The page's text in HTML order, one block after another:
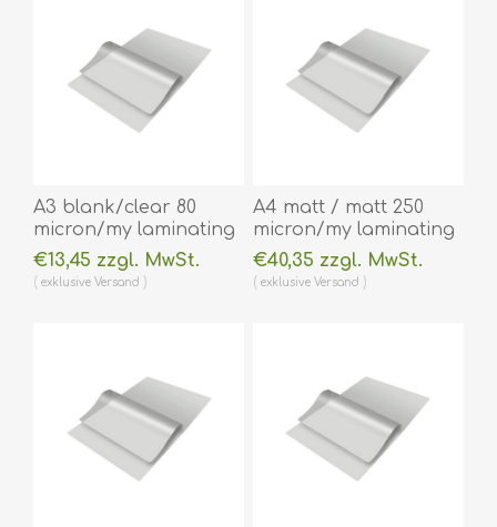
A3 blank/clear 80
micron/my laminating
pouch 303 x 426 mm
hot lamination 100
€13,45 zzgl. MwSt.
exklusive Versand
A4 matt / matt 250
micron/my laminating
pouch 216 x 303 mm
hot lamination 100
€40,35 zzgl. MwSt.
exklusive Versand